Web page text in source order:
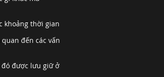
khoảng thời gian
đến các vấn
đó được lưu giữ ở